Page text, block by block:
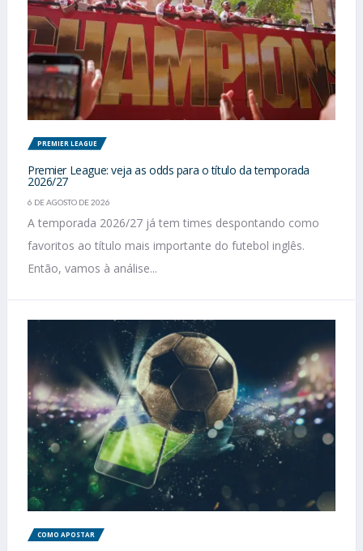
PREMIER LEAGUE
Premier League: veja as odds para o título da temporada
2026/27
6 DE AGOSTO DE 2026
A temporada 2026/27 já tem times despontando como
favoritos ao título mais importante do futebol inglês.
Então, vamos à análise...
COMO APOSTAR